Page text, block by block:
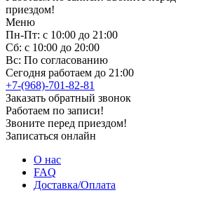
приездом!
Меню
Пн-Пт: с 10:00 до 21:00
Сб: с 10:00 до 20:00
Вс: По согласованию
Сегодня работаем до 21:00
+7-(968)-701-82-81
Заказать обратный звонок
Работаем по записи!
Звоните перед приездом!
Записаться онлайн
О нас
FAQ
Доставка/Оплата